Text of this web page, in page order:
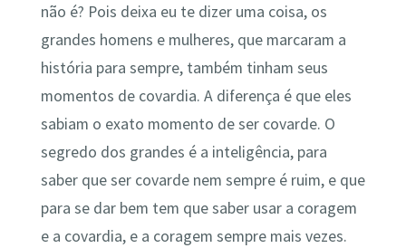
não é? Pois deixa eu te dizer uma coisa, os
grandes homens e mulheres, que marcaram a
história para sempre, também tinham seus
momentos de covardia. A diferença é que eles
sabiam o exato momento de ser covarde. O
segredo dos grandes é a inteligência, para
saber que ser covarde nem sempre é ruim, e que
para se dar bem tem que saber usar a coragem
e a covardia, e a coragem sempre mais vezes.